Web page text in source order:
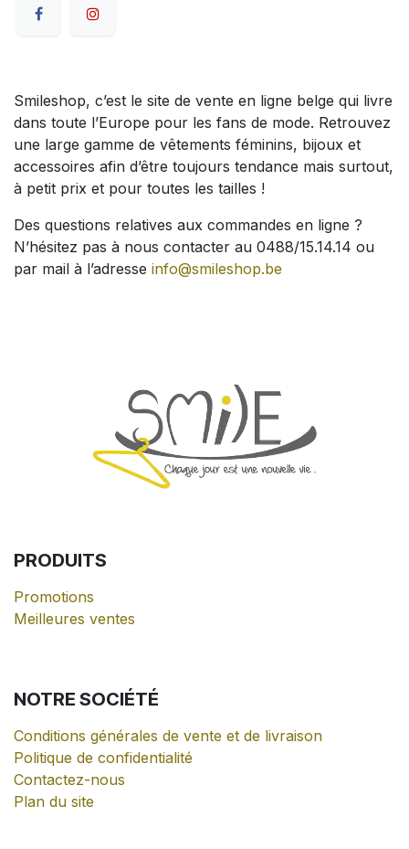
Smileshop, c’est le site de vente en ligne belge qui livre
dans toute l’Europe pour les fans de mode. Retrouvez
une large gamme de vêtements féminins, bijoux et
accessoires afin d’être toujours tendance mais surtout,
à petit prix et pour toutes les tailles !
Des questions relatives aux commandes en ligne ?
N’hésitez pas à nous contacter au 0488/15.14.14 ou
par mail à l’adresse info@smileshop.be
PRODUITS
Promotions
Meilleures ventes
NOTRE SOCIÉTÉ
Conditions générales de vente et de livraison
Politique de confidentialité
Contactez-nous
Plan du site